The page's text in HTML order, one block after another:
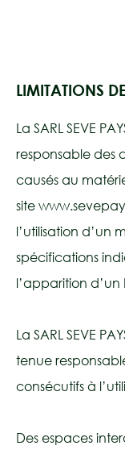
LIMITATIONS
La SARL SEVE
responsable des
causés au
site
l’utilisation d’un
spécifications
l’apparition
La SARL SEVE
tenue
consécutifs à
Des espaces